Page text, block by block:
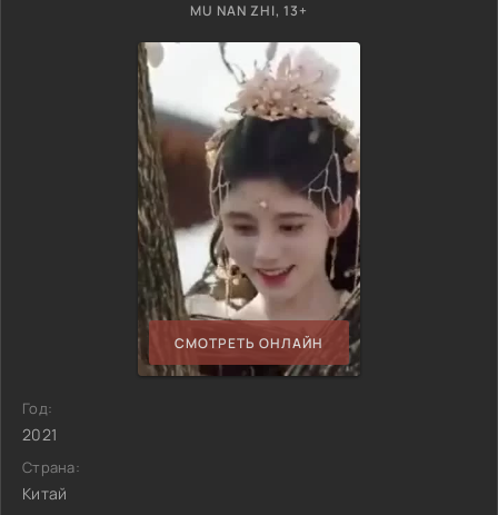
MU NAN ZHI, 13+
СМОТРЕТЬ ОНЛАЙН
Год:
2021
Страна:
Китай